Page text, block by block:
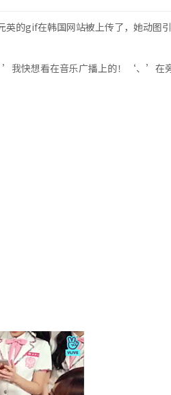
英的gif在韩国网站被上传了，她动图
我快想看在音乐广播上的！‘、’在